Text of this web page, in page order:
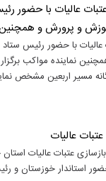
عالیات با حضور
و پرورش و
با حضور رئیس ستاد
نماینده مواکب
اربعین مشخص نمایند. ۲۱ تیر
عالیات
عتبات عالیات
استاندار خوزستان و